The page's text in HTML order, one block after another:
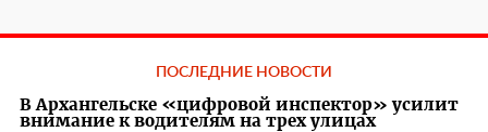
ПОСЛЕДНИЕ НОВОСТИ
В Архангельске «цифровой инспектор» усилит
внимание к водителям на трех улицах